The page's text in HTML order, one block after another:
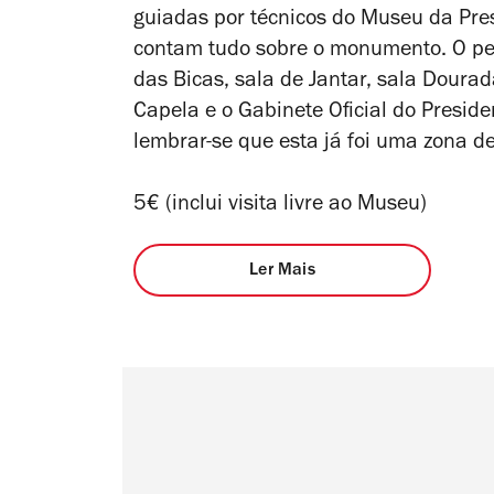
guiadas por técnicos do Museu da
contam tudo sobre o monumento. O
das Bicas, sala de Jantar, sala
Capela e o Gabinete Oficial do
lembrar-se que esta já foi uma zona
5€ (inclui visita livre ao Museu)
Ler Mais